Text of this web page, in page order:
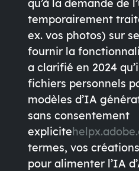
qu’à la demande de
temporairement
ex. vos photos) sur
fournir la
a clarifié en 2024
fichiers personnels
modèles d’IA
sans consentement
explicite
termes, vos
pour alimenter l’IA